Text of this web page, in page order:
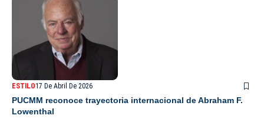
ESTILO17 De Abril De 2026
PUCMM reconoce trayectoria internacional de Abraham F.
Lowenthal